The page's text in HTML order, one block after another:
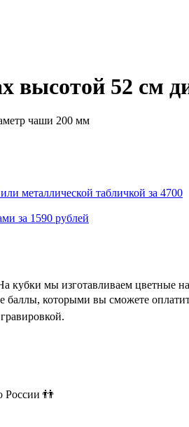
высотой 52 см
чаши 200 мм
металлической табличкой за 4700
за 1590 рублей
мы изготавливаем цветные
баллы, которыми вы сможете
России 👬